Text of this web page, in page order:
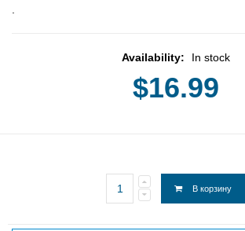
Availability: In stock
$16.99
В корзину